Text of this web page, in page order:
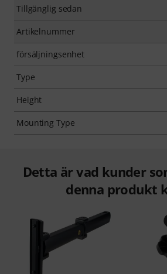
Tillgänglig sedan
Artikelnummer
försäljningsenhet
Type
Height
Mounting Type
Detta är vad kunder
denna produkt